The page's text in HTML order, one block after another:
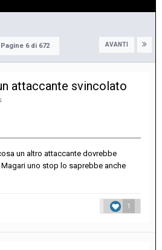
AVANTI
Pagine 6 di 672
attaccante svincolato
un altro attaccante dovrebbe
uno stop lo saprebbe anche
1